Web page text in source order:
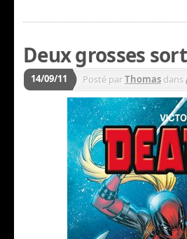
Deux grosses
14/09/11 Posté parThomas dans